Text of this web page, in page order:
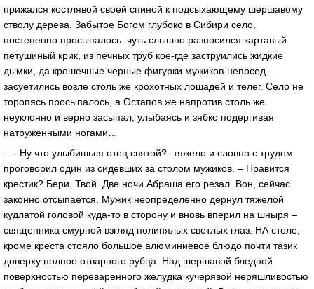
прижался костлявой своей спиной к подсыхающему шершавому
стволу дерева. Забытое Богом глубоко в Сибири село,
постепенно просыпалось: чуть слышно разносился картавый
петушиный крик, из печных труб кое-где заструились жидкие
дымки, да крошечные черные фигурки мужиков-непосед
засуетились возле столь же крохотных лошадей и телег. Село не
торопясь просыпалось, а Остапов же напротив столь же
неуклонно и верно засыпал, улыбаясь и зябко подергивая
натруженными ногами…
…- Ну что улыбишься отец святой?- тяжело и словно с трудом
проговорил один из сидевших за столом мужиков. – Нравится
крестик? Бери. Твой. Две ночи Абраша его резал. Вон, сейчас
законно отсыпается. Мужик неопределенно дернул тяжелой
кудлатой головой куда-то в сторону и вновь вперил на шныря –
священника смурной взгляд полинялых светлых глаз. НА столе,
кроме креста стояло большое алюминиевое блюдо почти тазик
доверху полное отварного рубца. Над шершавой бледной
поверхностью переваренного желудка кучерявой неряшливостью